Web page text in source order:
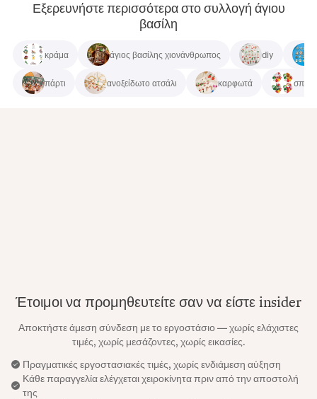
Εξερευνήστε περισσότερα στο συλλογή άγιου
βασίλη
κράμα άγιος βασίλης χιονάνθρωπος diy
πάρτι ανοξείδωτο ατσάλι καρφωτά
Έτοιμοι να προμηθευτείτε σαν να είστε insider
Αποκτήστε άμεση σύνδεση με το εργοστάσιο — χωρίς ελάχιστες
τιμές, χωρίς μεσάζοντες, χωρίς εικασίες.
Πραγματικές εργοστασιακές τιμές, χωρίς ενδιάμεση αύξηση
Κάθε παραγγελία ελέγχεται χειροκίνητα πριν από την αποστολή
της